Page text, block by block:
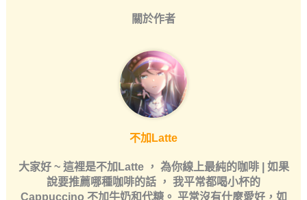
關於作者
不加Latte
大家好 ~ 這裡是不加Latte ， 為你線上最純的咖啡 | 如果
說要推薦哪種咖啡的話 ， 我平常都喝小杯的
Cappuccino 不加牛奶和代糖。 平常沒有什麼愛好，如